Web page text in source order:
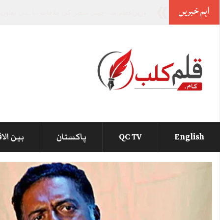
اہم خبریں
English
QC TV پاکستان بین